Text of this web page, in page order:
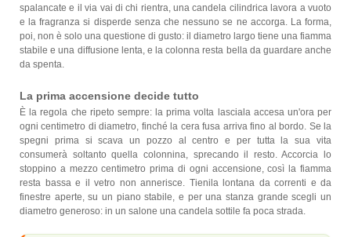
spalancate e il via vai di chi rientra, una candela cilindrica lavora a vuoto
e la fragranza si disperde senza che nessuno se ne accorga. La forma,
poi, non è solo una questione di gusto: il diametro largo tiene una fiamma
stabile e una diffusione lenta, e la colonna resta bella da guardare anche
da spenta.
La prima accensione decide tutto
È la regola che ripeto sempre: la prima volta lasciala accesa un'ora per
ogni centimetro di diametro, finché la cera fusa arriva fino al bordo. Se la
spegni prima si scava un pozzo al centro e per tutta la sua vita
consumerà soltanto quella colonnina, sprecando il resto. Accorcia lo
stoppino a mezzo centimetro prima di ogni accensione, così la fiamma
resta bassa e il vetro non annerisce. Tienila lontana da correnti e da
finestre aperte, su un piano stabile, e per una stanza grande scegli un
diametro generoso: in un salone una candela sottile fa poca strada.